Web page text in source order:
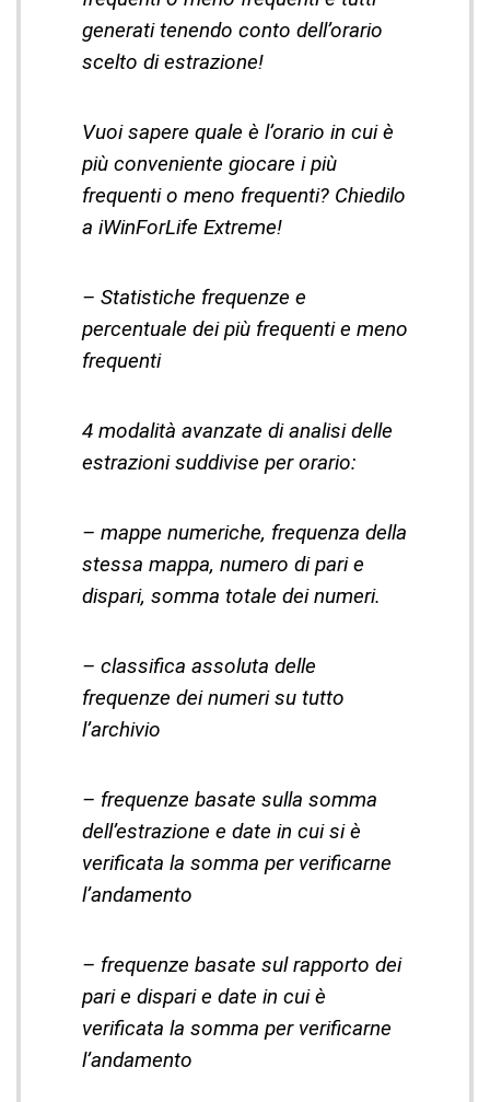
generati tenendo conto dell’orario
scelto di estrazione!
Vuoi sapere quale è l’orario in cui è
più conveniente giocare i più
frequenti o meno frequenti? Chiedilo
a iWinForLife Extreme!
– Statistiche frequenze e
percentuale dei più frequenti e meno
frequenti
4 modalità avanzate di analisi delle
estrazioni suddivise per orario:
– mappe numeriche, frequenza della
stessa mappa, numero di pari e
dispari, somma totale dei numeri.
– classifica assoluta delle
frequenze dei numeri su tutto
l’archivio
– frequenze basate sulla somma
dell’estrazione e date in cui si è
verificata la somma per verificarne
l’andamento
– frequenze basate sul rapporto dei
pari e dispari e date in cui è
verificata la somma per verificarne
l’andamento